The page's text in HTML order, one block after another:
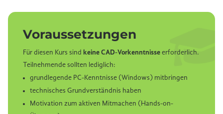
Voraussetzungen
Für diesen Kurs sind keine CAD-Vorkenntnisseerforderlich.
Teilnehmende sollten lediglich:
grundlegende PC-Kenntnisse (Windows) mitbringen
technisches Grundverständnis haben
Motivation zum aktiven Mitmachen (Hands-on-